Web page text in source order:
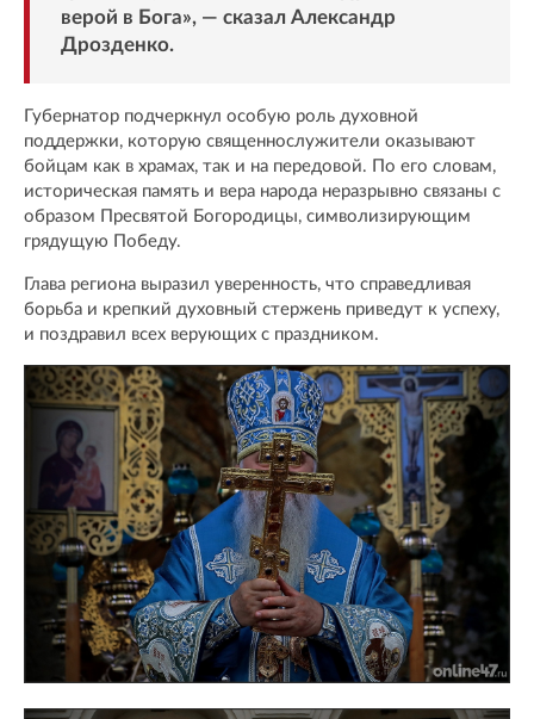
верой в Бога», — сказал Александр
Дрозденко.
Губернатор подчеркнул особую роль духовной
поддержки, которую священнослужители оказывают
бойцам как в храмах, так и на передовой. По его словам,
историческая память и вера народа неразрывно связаны с
образом Пресвятой Богородицы, символизирующим
грядущую Победу.
Глава региона выразил уверенность, что справедливая
борьба и крепкий духовный стержень приведут к успеху,
и поздравил всех верующих с праздником.